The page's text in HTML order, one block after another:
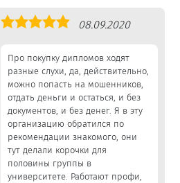
Оценка
08.09.2020
Про покупку дипломов ходят
разные слухи, да, действительно,
можно попасть на мошенников,
отдать деньги и остаться, и без
документов, и без денег. Я в эту
организацию обратился по
рекомендации знакомого, они
тут делали корочки для
половины группы в
университете. Работают профи,